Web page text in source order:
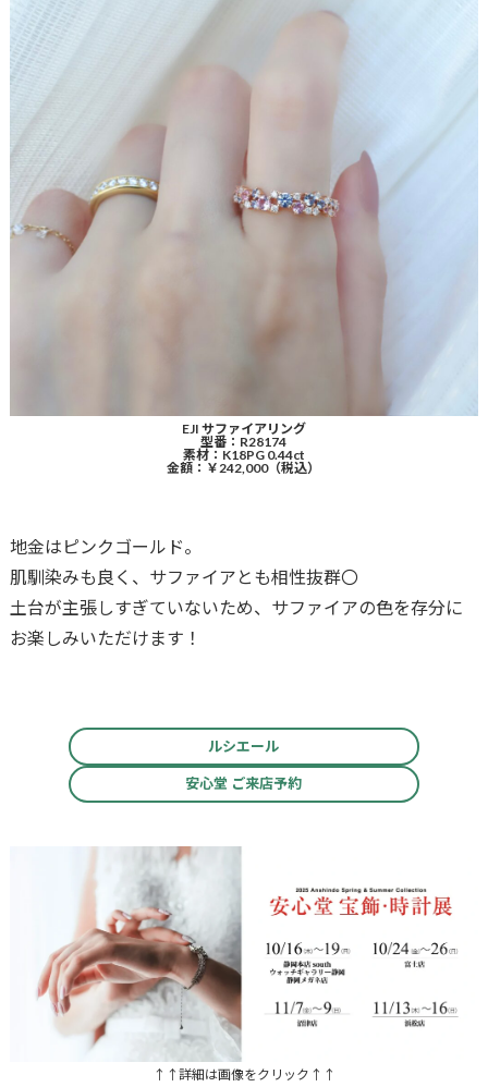
EJI サファイアリング
型番：R28174
素材：K18PG 0.44ct
金額：￥242,000（税込）
地金はピンクゴールド。
肌馴染みも良く、サファイアとも相性抜群〇
土台が主張しすぎていないため、サファイアの色を存分に
お楽しみいただけます！
ルシエール
安心堂 ご来店予約
↑↑詳細は画像をクリック↑↑